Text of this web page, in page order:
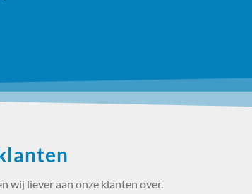
wij liever aan onze klanten over.